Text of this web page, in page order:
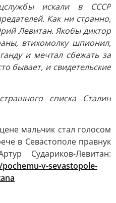
искали в СССР
Как ни странно,
Левитан. Якобы диктор
втихомолку шпионил,
и мечтал сбежать за
бывает, и свидетельские
списка Сталин
мальчик стал голосом
в Севастополе правнук
Судариков-Левитан:
v-sevastopole-